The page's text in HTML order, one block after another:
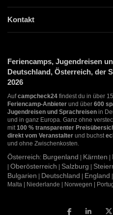
Kontakt
Feriencamps, Jugendreisen
Deutschland, Österreich, der
2026
Aufcampcheck24 findest du in über
Feriencamp-Anbieter und über 600
Jugendreisen und Sprachreisen in
und in ganz Europa. Ganz ohne
mit100 % transparenter
direkt vom Veranstalter und buchst
und ohne Zwischenkosten.
Österreich: Burgenland | Kärnten |
| Oberösterreich | Salzburg |
Bulgarien | Deutschland | England
Malta | Niederlande | Norwegen |